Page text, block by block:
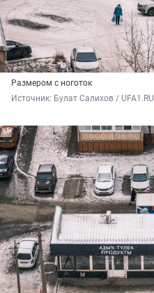
Размером с ноготок
Источник: Булат Салихов / UFA1.RU